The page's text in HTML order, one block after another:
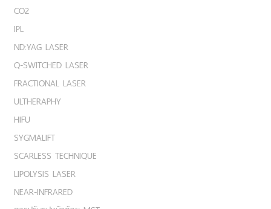
CO2
IPL
ND:YAG LASER
Q-SWITCHED LASER
FRACTIONAL LASER
ULTHERAPHY
HIFU
SYGMALIFT
SCARLESS TECHNIQUE
LIPOLYSIS LASER
NEAR-INFRARED